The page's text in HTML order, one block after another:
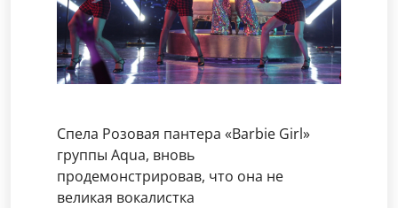
Спела Розовая пантера «Barbie Girl»
группы Aqua, вновь
продемонстрировав, что она не
великая вокалистка